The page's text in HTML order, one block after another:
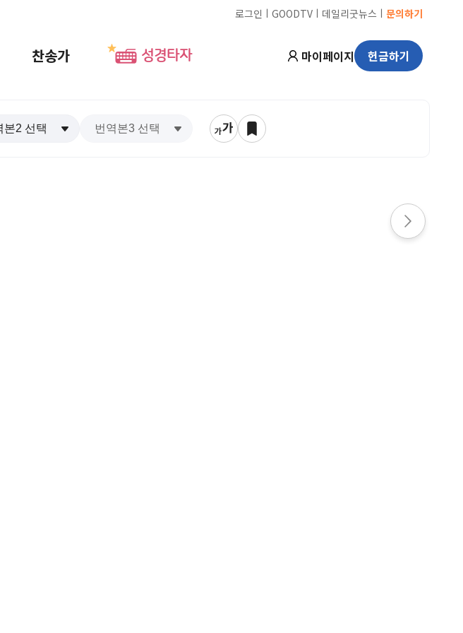
로그인 ㅣ GOODTV ㅣ 데일리굿뉴스 ㅣ 문의하기
찬송가 성경타자 마이페이지 헌금하기